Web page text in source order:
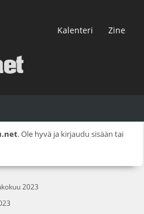
Kalenteri Zine
. Ole hyvä ja kirjaudu sisään tai
2023